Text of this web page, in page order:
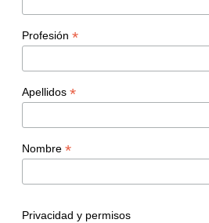
Profesión *
Apellidos *
Nombre *
Privacidad y permisos